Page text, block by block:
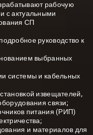
рабочую
с актуальными
СП
руководство к
выбранных
системы и кабельных
извещателей,
связи;
питания (РИП)
и материалов для